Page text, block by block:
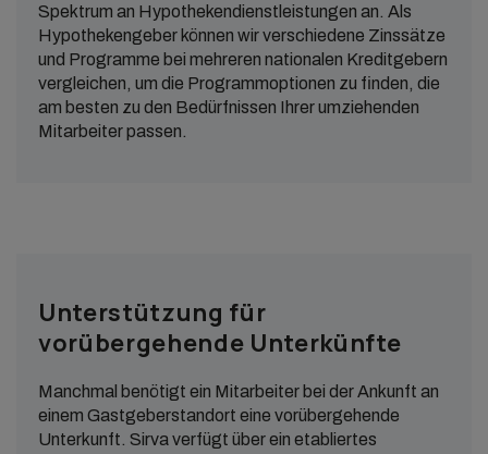
Spektrum an Hypothekendienstleistungen an. Als
Hypothekengeber können wir verschiedene Zinssätze
und Programme bei mehreren nationalen Kreditgebern
vergleichen, um die Programmoptionen zu finden, die
am besten zu den Bedürfnissen Ihrer umziehenden
Mitarbeiter passen.
Unterstützung für
vorübergehende Unterkünfte
Manchmal benötigt ein Mitarbeiter bei der Ankunft an
einem Gastgeberstandort eine vorübergehende
Unterkunft. Sirva verfügt über ein etabliertes